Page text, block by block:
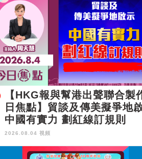
【HKG報與幫港出聲聯合製
日焦點】貿談及傳美擬爭地
中國有實力 劃紅線訂規則
2026.08.04 視頻